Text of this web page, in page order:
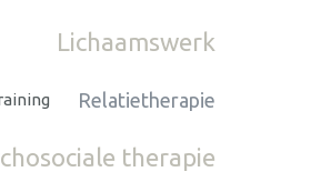
Lichaamswerk
Relatietherapie
therapie